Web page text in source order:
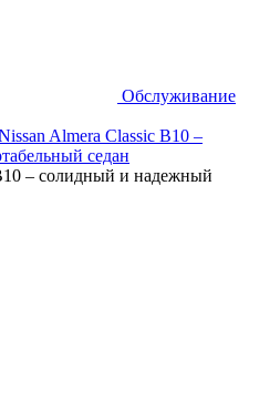
Обслуживание
Almera Classic В10 –
седан
– солидный и надежный